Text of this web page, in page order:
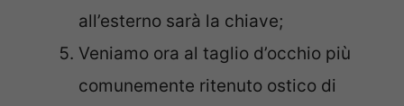
all’esterno sarà la chiave;
Veniamo ora al taglio d’occhio più
comunemente ritenuto ostico di